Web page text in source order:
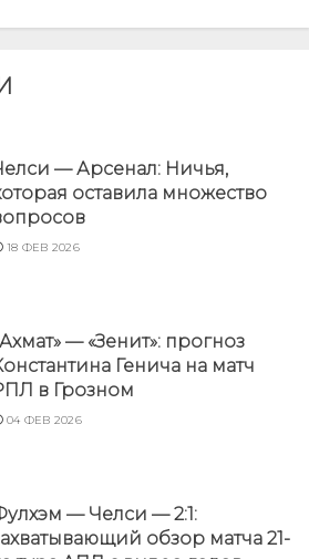
— Арсенал: Ничья,
оставила множество
18 ФЕВ 2026
— «Зенит»: прогноз
Генича на матч
в Грозном
04 ФЕВ 2026
— Челси — 2:1:
обзор матча 21-